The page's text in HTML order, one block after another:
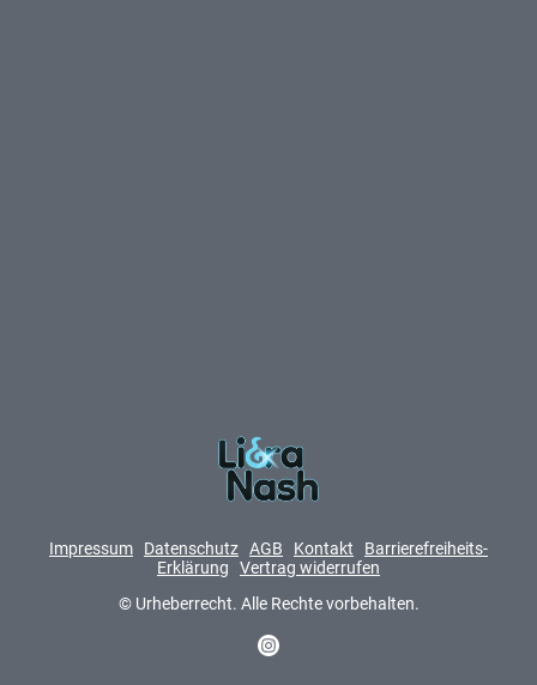
Impressum Datenschutz AGB Kontakt
Barrierefreiheits-
Erklärung
Vertrag widerrufen
© Urheberrecht. Alle Rechte vorbehalten.